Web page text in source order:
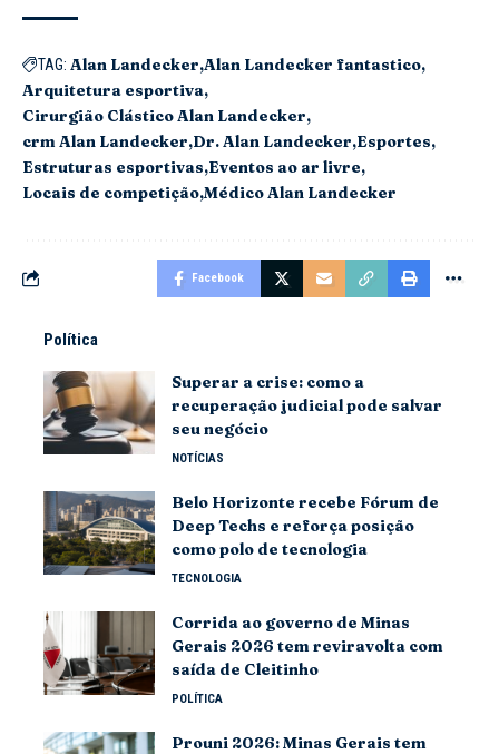
TAG: Alan Landecker Alan Landecker fantastico
Arquitetura esportiva
Cirurgião Clástico Alan Landecker
crm Alan Landecker Dr. Alan Landecker Esportes
Estruturas esportivas Eventos ao ar livre
Locais de competição Médico Alan Landecker
Facebook
Política
Superar a crise: como a
recuperação judicial pode salvar
seu negócio
NOTÍCIAS
Belo Horizonte recebe Fórum de
Deep Techs e reforça posição
como polo de tecnologia
TECNOLOGIA
Corrida ao governo de Minas
Gerais 2026 tem reviravolta com
saída de Cleitinho
POLÍTICA
Prouni 2026: Minas Gerais tem